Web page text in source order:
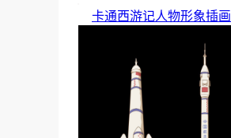
卡通西游记人物形象插画